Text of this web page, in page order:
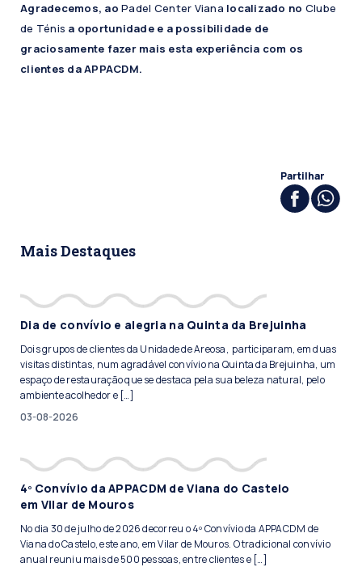
Agradecemos, aoPadel Center Viana localizado no Clube
de Ténis a oportunidade e a possibilidade de
graciosamente fazer mais esta experiência com os
clientes da APPACDM.
Partilhar
Mais Destaques
Dia de convívio e alegria na Quinta da Brejuinha
Dois grupos de clientes da Unidade de Areosa, participaram, em duas
visitas distintas, num agradável convívio na Quinta da Brejuinha, um
espaço de restauração que se destaca pela sua beleza natural, pelo
ambiente acolhedor e […]
03-08-2026
4º Convívio da APPACDM de Viana do Castelo
em Vilar de Mouros
No dia 30 de julho de 2026 decorreu o 4º Convívio da APPACDM de
Viana do Castelo, este ano, em Vilar de Mouros. O tradicional convívio
anual reuniu mais de 500 pessoas, entre clientes e […]